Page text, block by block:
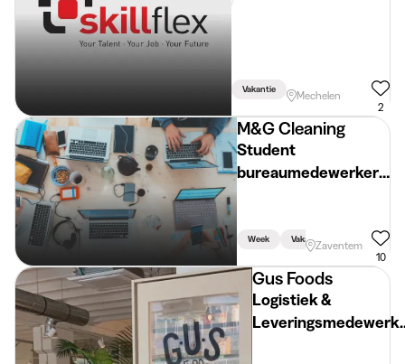
Vakantie
Mechelen
2
M&G Cleaning
Student
bureaumedewerker
– telefonische
prospectie
Week VakantieZaventem
10
Gus Foods
Logistiek &